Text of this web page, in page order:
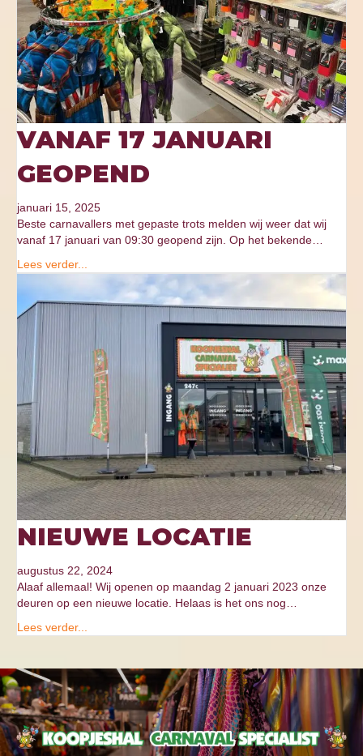
VANAF 17 JANUARI
GEOPEND
januari 15, 2025
Beste carnavallers met gepaste trots melden wij weer dat wij
vanaf 17 januari van 09:30 geopend zijn. Op het bekende…
Lees verder...
NIEUWE LOCATIE
augustus 22, 2024
Alaaf allemaal! Wij openen op maandag 2 januari 2023 onze
deuren op een nieuwe locatie. Helaas is het ons nog…
Lees verder...